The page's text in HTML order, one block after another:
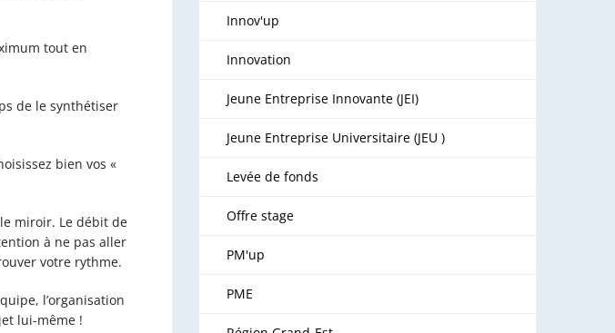
tout en
de le synthétiser
bien vos «
miroir. Le débit de
à ne pas aller
votre rythme.
l’organisation
lui-même !
Innov'up
Innovation
Jeune Entreprise Innovante (JEI)
Jeune Entreprise Universitaire (JEU )
Levée de fonds
Offre stage
PM'up
PME